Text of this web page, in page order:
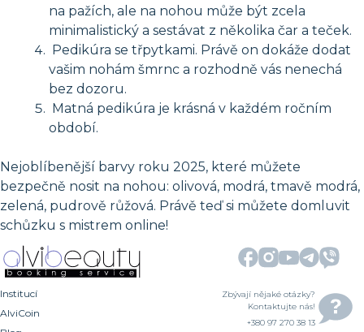
na pažích, ale na nohou může být zcela
minimalistický a sestávat z několika čar a teček.
Pedikúra se třpytkami. Právě on dokáže dodat
vašim nohám šmrnc a rozhodně vás nenechá
bez dozoru.
Matná pedikúra je krásná v každém ročním
období.
Nejoblíbenější barvy roku 2025, které můžete
bezpečně nosit na nohou: olivová, modrá, tmavě modrá,
zelená, pudrově růžová. Právě teď si můžete domluvit
schůzku s mistrem online!
Institucí
AlviCoin
Zbývají nějaké otázky?
Kontaktujte nás!
+380 97 270 38 13